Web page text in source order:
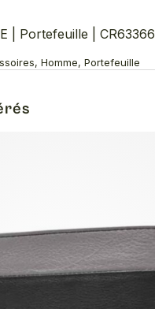
| Portefeuille | CR63366
Homme, Portefeuille